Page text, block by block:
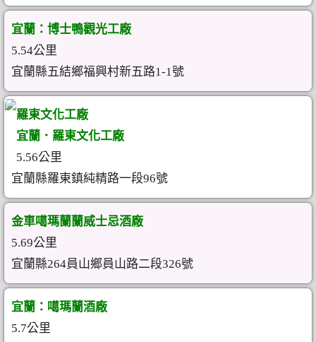
宜蘭：博士鴨觀光工廠
5.54公里
宜蘭縣五結鄉福興村新五路1-1號
羅東文化工廠
宜蘭．羅東文化工廠
5.56公里
宜蘭縣羅東鎮純精路一段96號
金車噶瑪蘭蘭威士忌酒廠
5.69公里
宜蘭縣264員山鄉員山路二段326號
宜蘭：噶瑪蘭酒廠
5.7公里